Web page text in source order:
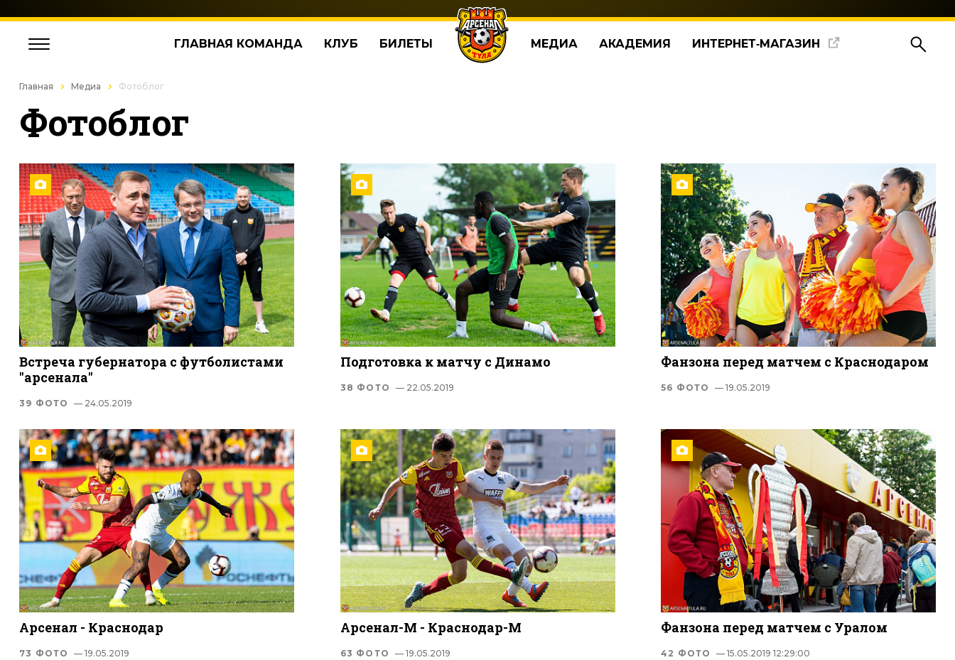
ГЛАВНАЯ КОМАНДА КЛУБ БИЛЕТЫ МЕДИА АКАДЕМИЯ ИНТЕРНЕТ‑МАГАЗИН
Главная Медиа Фотоблог
Фотоблог
Встреча губернатора с футболистами
"арсенала"
39 ФОТО — 24.05.2019
Подготовка к матчу с Динамо
38 ФОТО — 22.05.2019
Фанзона перед матчем с Краснодаром
56 ФОТО — 19.05.2019
Арсенал - Краснодар
73 ФОТО — 19.05.2019
Арсенал-М - Краснодар-М
63 ФОТО — 19.05.2019
Фанзона перед матчем с Уралом
42 ФОТО — 15.05.2019 12:29:00